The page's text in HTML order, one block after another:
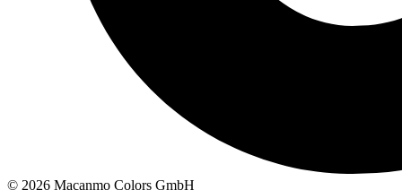
© 2026 Macanmo Colors GmbH